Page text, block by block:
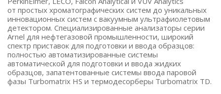
от простых хроматографических систем до уникальных
инновационных систем с вакуумным ультрафиолетовым
детектором. Специализированные анализаторы серии
Arnel для нефтегазовой промышленности, широкий
спектр приставок для подготовки и ввода образцов:
полностью автоматизированные системы
автоматической для подготовки и ввода жидких
образцов, запатентованные системы ввода паровой
фазы Turbomatrix HS и термодесорберы Turbomatrix TD.